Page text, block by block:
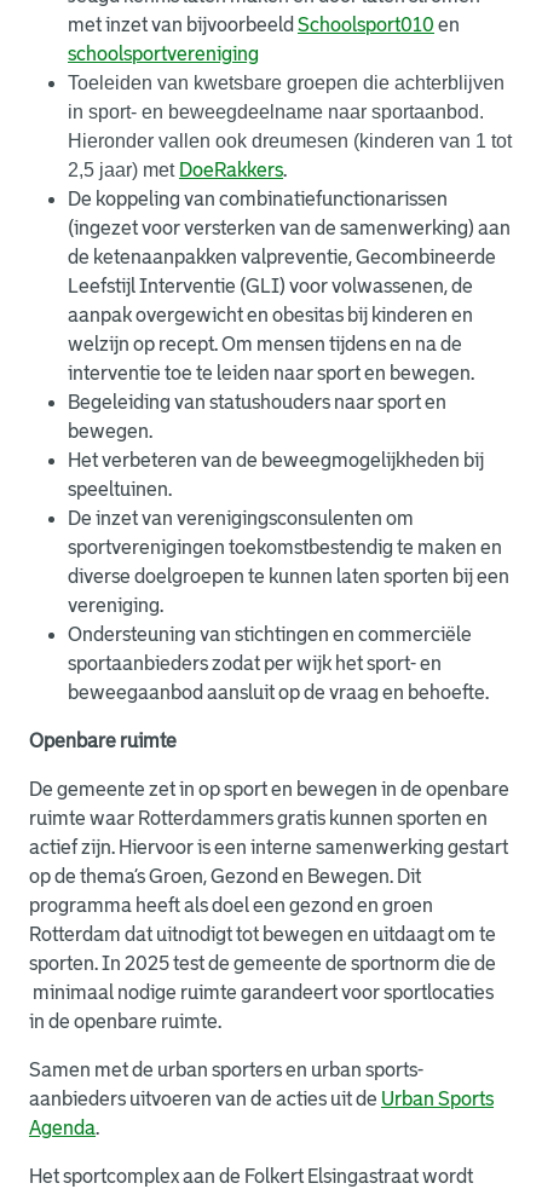
met inzet van bijvoorbeeld Schoolsport010 en
schoolsportvereniging
Toeleiden van kwetsbare groepen die achterblijven
in sport- en beweegdeelname naar sportaanbod.
Hieronder vallen ook dreumesen (kinderen van 1 tot
2,5 jaar) met DoeRakkers.
De koppeling van combinatiefunctionarissen
(ingezet voor versterken van de samenwerking) aan
de ketenaanpakken valpreventie, Gecombineerde
Leefstijl Interventie (GLI) voor volwassenen, de
aanpak overgewicht en obesitas bij kinderen en
welzijn op recept. Om mensen tijdens en na de
interventie toe te leiden naar sport en bewegen.
Begeleiding van statushouders naar sport en
bewegen.
Het verbeteren van de beweegmogelijkheden bij
speeltuinen.
De inzet van verenigingsconsulenten om
sportverenigingen toekomstbestendig te maken en
diverse doelgroepen te kunnen laten sporten bij een
vereniging.
Ondersteuning van stichtingen en commerciële
sportaanbieders zodat per wijk het sport- en
beweegaanbod aansluit op de vraag en behoefte.
Openbare ruimte
De gemeente zet in op sport en bewegen in de openbare
ruimte waar Rotterdammers gratis kunnen sporten en
actief zijn. Hiervoor is een interne samenwerking gestart
op de thema’s Groen, Gezond en Bewegen. Dit
programma heeft als doel een gezond en groen
Rotterdam dat uitnodigt tot bewegen en uitdaagt om te
sporten. In 2025 test de gemeente de sportnorm die de
minimaal nodige ruimte garandeert voor sportlocaties
in de openbare ruimte.
Samen met de urban sporters en urban sports-
aanbieders uitvoeren van de acties uit de Urban Sports
Agenda.
Het sportcomplex aan de Folkert Elsingastraat wordt